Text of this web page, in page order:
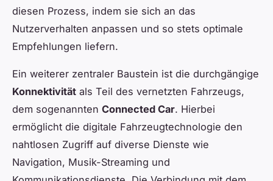
diesen Prozess, indem sie sich an das
Nutzerverhalten anpassen und so stets optimale
Empfehlungen liefern.
Ein weiterer zentraler Baustein ist die durchgängige
Konnektivität als Teil des vernetzten Fahrzeugs,
dem sogenannten Connected Car. Hierbei
ermöglicht die digitale Fahrzeugtechnologie den
nahtlosen Zugriff auf diverse Dienste wie
Navigation, Musik-Streaming und